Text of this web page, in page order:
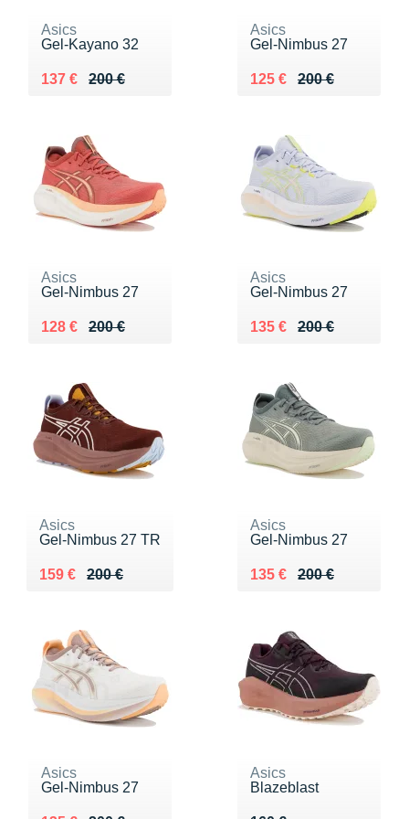
Asics
Gel-Kayano 32
200 €
Au lieu de 200 €
137 €
Vendu 137 €
Asics
Gel-Nimbus 27
200 €
Au lieu de 200 €
125 €
Vendu 125 €
Asics
Gel-Nimbus 27
200 €
Au lieu de 200 €
128 €
Vendu 128 €
Asics
Gel-Nimbus 27
200 €
Au lieu de 200 €
135 €
Vendu 135 €
Asics
Gel-Nimbus 27 TR
200 €
Au lieu de 200 €
159 €
Vendu 159 €
Asics
Gel-Nimbus 27
200 €
Au lieu de 200 €
135 €
Vendu 135 €
Asics
Gel-Nimbus 27
Asics
Blazeblast